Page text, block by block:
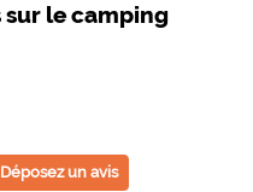
sur le camping
Déposez un avis